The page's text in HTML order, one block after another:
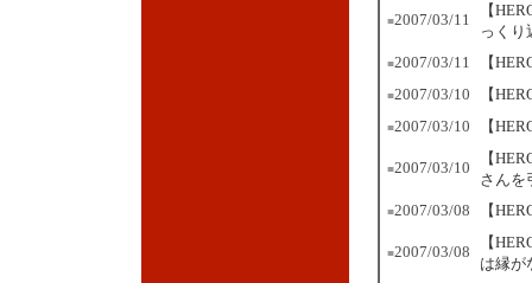
■2007/03/11
【
っくり
■2007/03/11 【
■2007/03/10 【
■2007/03/10 【
■2007/03/10
【
さんを
■2007/03/08 【
■2007/03/08
【
は縁が